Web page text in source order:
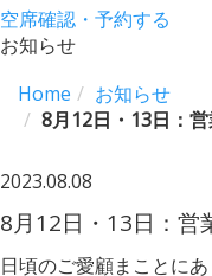
空席確認・予約する
お知らせ
Home
お知らせ
8月12日・13日：
2023.08.08
8月12日・13日：営
日頃のご愛顧まことにあ